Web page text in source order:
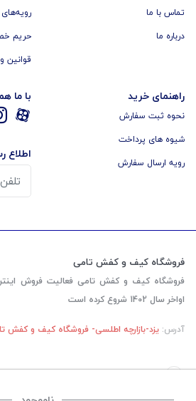
تماس با ما
درباره ما
رویه‌های
حریم
قوانین
راهنمای خرید
نحوه ثبت سفارش
شیوه های پرداخت
رویه ارسال سفارش
با ما
اطلاع
فروشگاه کیف و کفش تامی
فروشگاه کیف و کفش تامی فعالیت فروش
اواخر سال 1402 شروع کرده است
آدرس: یزد-بازارچه اطلسی- فروشگاه کیف و کفش